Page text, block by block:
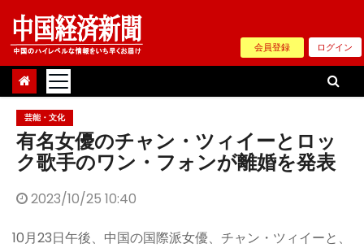
Skip
content
会員登録 ログイン
芸能・文化
有名女優のチャン・ツィイーとロッ
ク歌手のワン・フォンが離婚を発表
2023/10/25 10:40
10月23日午後、中国の国際派女優、チャン・ツィイーと、